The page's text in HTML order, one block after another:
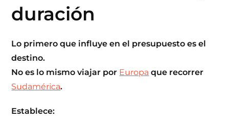
duración
Lo primero que influye en el presupuesto es el
destino.
No es lo mismo viajar por Europa que recorrer
Sudamérica.
Establece: